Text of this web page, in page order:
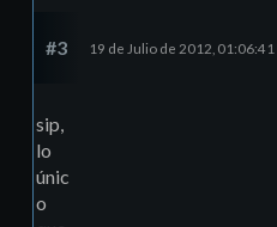
#3 19 de Julio de 2012, 01:06:41
sip,
lo
únic
o